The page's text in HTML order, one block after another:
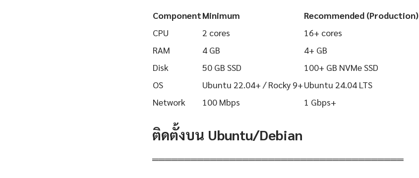
ComponentMinimum
Recommended (Production)
CPU
2 cores
16+ cores
RAM
4 GB
4+ GB
Disk
50 GB SSD
100+ GB NVMe SSD
OS
Ubuntu 22.04+ / Rocky 9+Ubuntu 24.04 LTS
Network
100 Mbps 1 Gbps+
ติดตั้งบน Ubuntu/Debian
═══════════════════════════════════════